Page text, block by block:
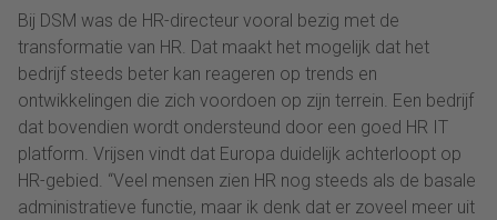
Bij DSM was de HR-directeur vooral bezig met de
transformatie van HR. Dat maakt het mogelijk dat het
bedrijf steeds beter kan reageren op trends en
ontwikkelingen die zich voordoen op zijn terrein. Een bedrijf
dat bovendien wordt ondersteund door een goed HR IT
platform. Vrijsen vindt dat Europa duidelijk achterloopt op
HR-gebied. “Veel mensen zien HR nog steeds als de basale
administratieve functie, maar ik denk dat er zoveel meer uit